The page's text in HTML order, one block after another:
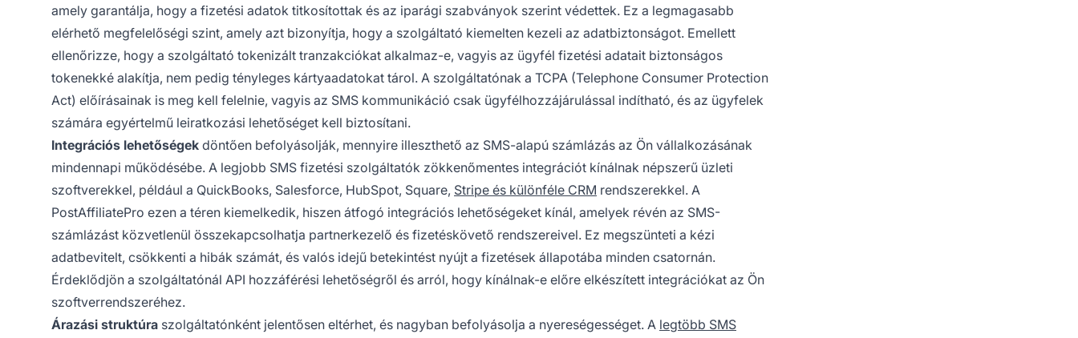
amely garantálja, hogy a fizetési adatok titkosítottak és az iparági szabványok szerint védettek. Ez a legmagasabb
elérhető megfelelőségi szint, amely azt bizonyítja, hogy a szolgáltató kiemelten kezeli az adatbiztonságot. Emellett
ellenőrizze, hogy a szolgáltató tokenizált tranzakciókat alkalmaz-e, vagyis az ügyfél fizetési adatait biztonságos
tokenekké alakítja, nem pedig tényleges kártyaadatokat tárol. A szolgáltatónak a TCPA (Telephone Consumer Protection
Act) előírásainak is meg kell felelnie, vagyis az SMS kommunikáció csak ügyfélhozzájárulással indítható, és az ügyfelek
számára egyértelmű leiratkozási lehetőséget kell biztosítani.
Integrációs lehetőségek döntően befolyásolják, mennyire illeszthető az SMS-alapú számlázás az Ön vállalkozásának
mindennapi működésébe. A legjobb SMS fizetési szolgáltatók zökkenőmentes integrációt kínálnak népszerű üzleti
szoftverekkel, például a QuickBooks, Salesforce, HubSpot, Square, Stripe és különféle CRM rendszerekkel. A
PostAffiliatePro ezen a téren kiemelkedik, hiszen átfogó integrációs lehetőségeket kínál, amelyek révén az SMS-
számlázást közvetlenül összekapcsolhatja partnerkezelő és fizetéskövető rendszereivel. Ez megszünteti a kézi
adatbevitelt, csökkenti a hibák számát, és valós idejű betekintést nyújt a fizetések állapotába minden csatornán.
Érdeklődjön a szolgáltatónál API hozzáférési lehetőségről és arról, hogy kínálnak-e előre elkészített integrációkat az Ön
szoftverrendszeréhez.
Árazási struktúra szolgáltatónként jelentősen eltérhet, és nagyban befolyásolja a nyereségességet. A legtöbb SMS